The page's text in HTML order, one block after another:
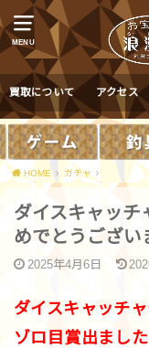
MENU
買取について アクセス
HOME ガチャ
ダイスキャッチ
めでとうござい
2025年4月6日
ダイスキャッチ
ゾロ目賞出まし